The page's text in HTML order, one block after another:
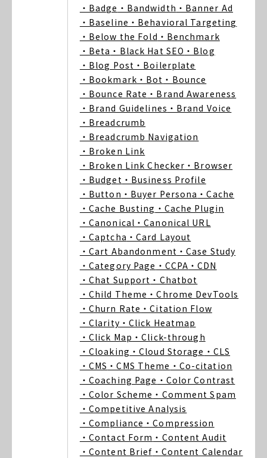
・Badge ・Bandwidth ・Banner Ad
・Baseline ・Behavioral Targeting
・Below the Fold ・Benchmark
・Beta ・Black Hat SEO ・Blog
・Blog Post ・Boilerplate
・Bookmark ・Bot ・Bounce
・Bounce Rate ・Brand Awareness
・Brand Guidelines ・Brand Voice
・Breadcrumb
・Breadcrumb Navigation
・Broken Link
・Broken Link Checker ・Browser
・Budget ・Business Profile
・Button ・Buyer Persona ・Cache
・Cache Busting ・Cache Plugin
・Canonical ・Canonical URL
・Captcha ・Card Layout
・Cart Abandonment ・Case Study
・Category Page ・CCPA ・CDN
・Chat Support ・Chatbot
・Child Theme ・Chrome DevTools
・Churn Rate ・Citation Flow
・Clarity ・Click Heatmap
・Click Map ・Click-through
・Cloaking ・Cloud Storage ・CLS
・CMS ・CMS Theme ・Co-citation
・Coaching Page ・Color Contrast
・Color Scheme ・Comment Spam
・Competitive Analysis
・Compliance ・Compression
・Contact Form ・Content Audit
・Content Brief ・Content Calendar